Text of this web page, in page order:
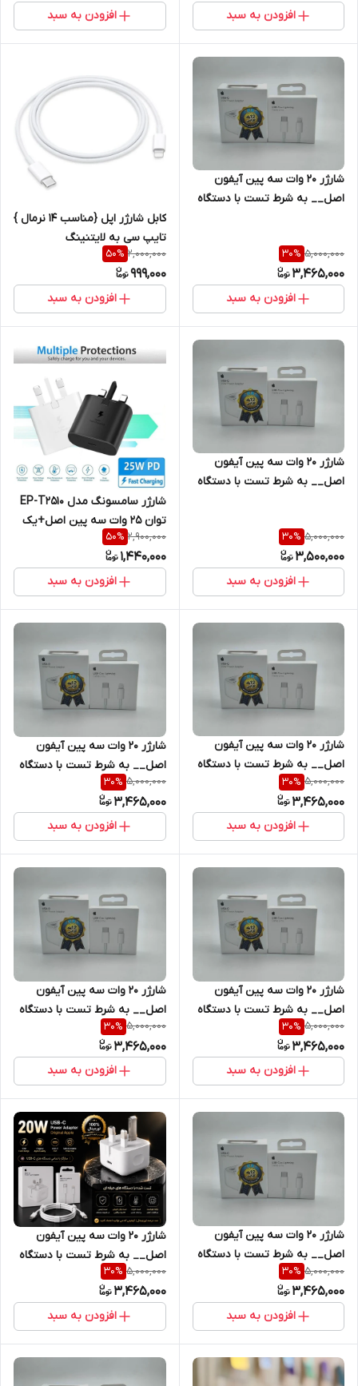
افزودن به سبد افزودن به سبد
شارژر ۲۰ وات سه پین آیفون
اصل__ به شرط تست با دستگاه
5,000,000
30%
3,465,000
افزودن به سبد
کابل شارژر اپل {مناسب 14 نرمال }
تایپ سی به لایتنینگ
اصل+گارانتی شرکتی یک ساله
2,000,000
50%
999,000
افزودن به سبد
شارژر ۲۰ وات سه پین آیفون
اصل__ به شرط تست با دستگاه
5,000,000
30%
3,500,000
افزودن به سبد
شارژر سامسونگ مدل EP-T2510
توان 25 وات سه پین اصل+یک
سال گارانتی شرکتی
2,900,000
50%
1,440,000
افزودن به سبد
شارژر ۲۰ وات سه پین آیفون
اصل__ به شرط تست با دستگاه
Jc + یکسال گارانتی شرکتی+کابل
هدیه اصلی
5,000,000
30%
3,465,000
افزودن به سبد
شارژر ۲۰ وات سه پین آیفون
اصل__ به شرط تست با دستگاه
Jc + یکسال گارانتی شرکتی+کابل
هدیه اصلی
5,000,000
30%
3,465,000
افزودن به سبد
شارژر ۲۰ وات سه پین آیفون
اصل__ به شرط تست با دستگاه
Jc + یکسال گارانتی شرکتی+کابل
هدیه اصلی
5,000,000
30%
3,465,000
افزودن به سبد
شارژر ۲۰ وات سه پین آیفون
اصل__ به شرط تست با دستگاه
Jc + یکسال گارانتی شرکتی+کابل
هدیه اصلی
5,000,000
30%
3,465,000
افزودن به سبد
شارژر ۲۰ وات سه پین آیفون
اصل__ به شرط تست با دستگاه
Jc + یکسال گارانتی شرکتی+کابل
هدیه اصلی
5,000,000
30%
3,465,000
افزودن به سبد
شارژر ۲۰ وات سه پین آیفون
اصل__ به شرط تست با دستگاه
Jc + یکسال گارانتی شرکتی+کابل
هدیه اصلی
5,000,000
30%
3,465,000
افزودن به سبد